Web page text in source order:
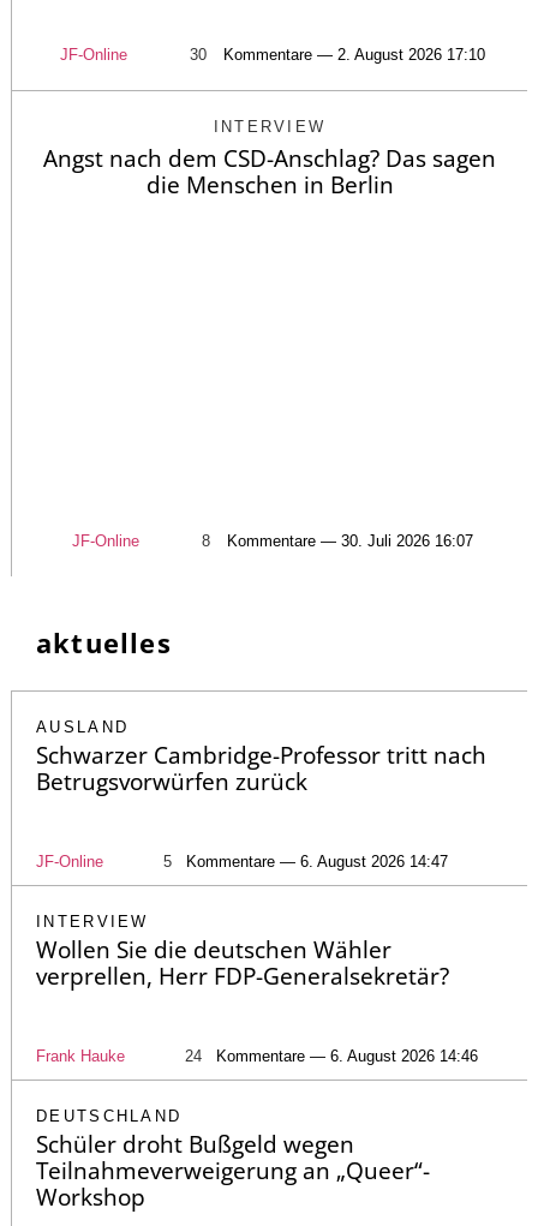
JF-Online 30 Kommentare — 2. August 2026 17:10
INTERVIEW
Angst nach dem CSD-Anschlag? Das sagen
die Menschen in Berlin
JF-Online 8 Kommentare — 30. Juli 2026 16:07
aktuelles
AUSLAND
Schwarzer Cambridge-Professor tritt nach
Betrugsvorwürfen zurück
JF-Online 5 Kommentare — 6. August 2026 14:47
INTERVIEW
Wollen Sie die deutschen Wähler
verprellen, Herr FDP-Generalsekretär?
Frank Hauke 24 Kommentare — 6. August 2026 14:46
DEUTSCHLAND
Schüler droht Bußgeld wegen
Teilnahmeverweigerung an „Queer“-
Workshop